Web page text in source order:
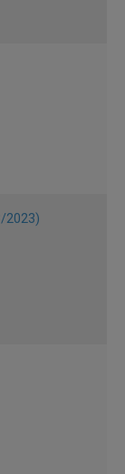
2023)